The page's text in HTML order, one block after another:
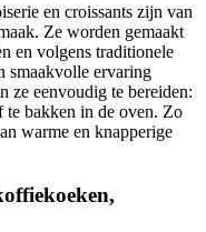
en croissants zijn van
Ze worden gemaakt
en volgens traditionele
smaakvolle ervaring
ze eenvoudig te bereiden:
te bakken in de oven. Zo
warme en knapperige